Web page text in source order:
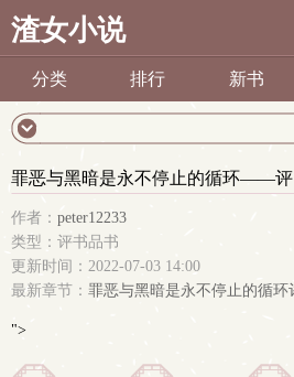
渣女小说
分类 排行 新书
罪恶与黑暗是永不停止的循环——评
作者： peter12233
类型：评书品书
更新时间：2022-07-03 14:00
最新章节： 罪恶与黑暗是永不停止的循环
">